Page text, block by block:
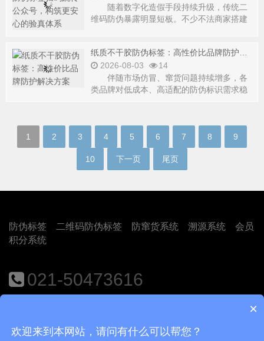
随着数字化造假手段持续升级，传统二
维码防伪暴露明显短板。不少不法商家搭建
2026-08-03
14
伴随市场仿冒、窜货问题持续增多，各
类品牌对低成本、高适配的防伪标识需求稳
1 2 3 4 5 6 7 8 9
10 下一页 尾页
防伪标签 二维码防伪标签 防窜货系统 溯源系统
会员
积分系统
021-50473616
×
欢迎来到本网站，请问有什么可以帮您？